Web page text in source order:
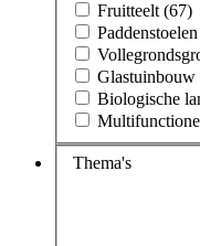
Fruitteelt (67)
Thema's